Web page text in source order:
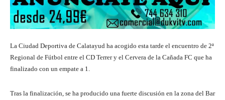
La Ciudad Deportiva de Calatayud ha acogido esta tarde el encuentro de 2ª
Regional de Fútbol entre el CD Terrer y el Cervera de la Cañada FC que ha
finalizado con un empate a 1.
Tras la finalización, se ha producido una fuerte discusión en la zona del Bar